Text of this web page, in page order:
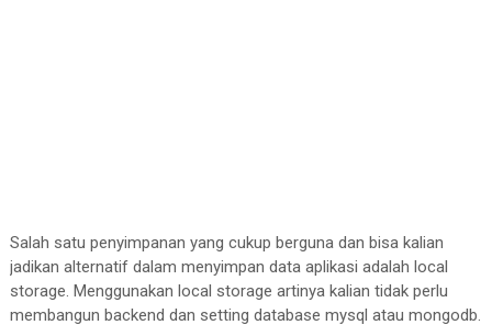
Salah satu penyimpanan yang cukup berguna dan bisa kalian
jadikan alternatif dalam menyimpan data aplikasi adalah local
storage. Menggunakan local storage artinya kalian tidak perlu
membangun backend dan setting database mysql atau mongodb.